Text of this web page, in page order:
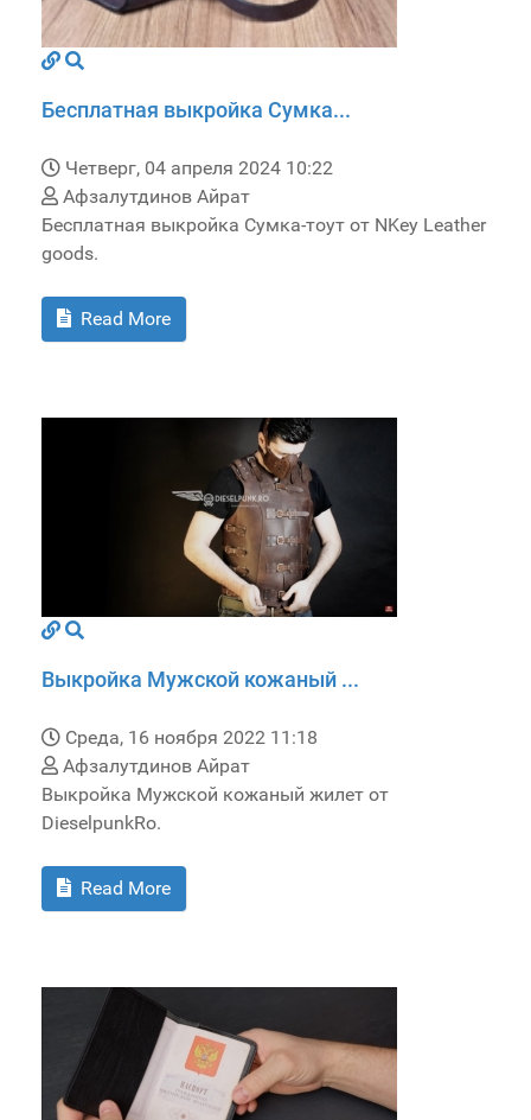
Бесплатная выкройка Сумка...
Четверг, 04 апреля 2024 10:22
Афзалутдинов Айрат
Бесплатная выкройка Сумка-тоут от NKey Leather
goods.
Read More
Выкройка Мужской кожаный ...
Среда, 16 ноября 2022 11:18
Афзалутдинов Айрат
Выкройка Мужской кожаный жилет от
DieselpunkRo.
Read More